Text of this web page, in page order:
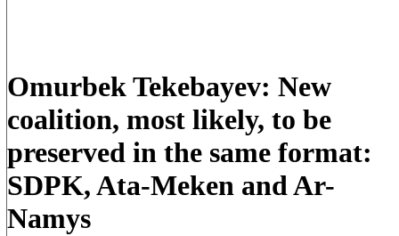
Omurbek Tekebayev: New
coalition, most likely, to be
preserved in the same format:
SDPK, Ata-Meken and Ar-
Namys